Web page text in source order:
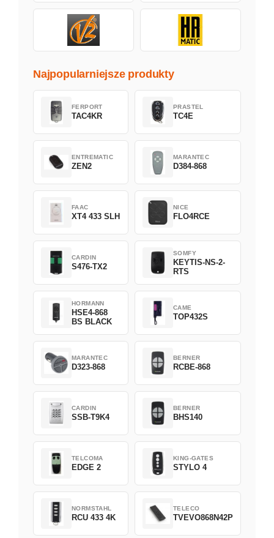
Najpopularniejsze produkty
FERPORT
TAC4KR
PRASTEL
TC4E
ENTREMATIC
ZEN2
MARANTEC
D384-868
FAAC
XT4 433 SLH
NICE
FLO4RCE
CARDIN
S476-TX2
SOMFY
KEYTIS-NS-2-
RTS
HORMANN
HSE4-868
BS BLACK
CAME
TOP432S
MARANTEC
D323-868
BERNER
RCBE-868
CARDIN
SSB-T9K4
BERNER
BHS140
TELCOMA
EDGE 2
KING-GATES
STYLO 4
NORMSTAHL
RCU 433 4K
TELECO
TVEVO868N42P